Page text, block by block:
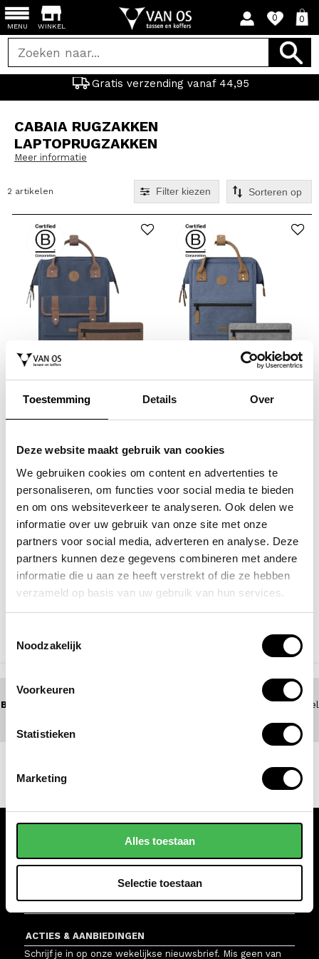
Toestemming Details Over
Deze website maakt gebruik van cookies
We gebruiken cookies om content en advertenties te
personaliseren, om functies voor social media te bieden
en om ons websiteverkeer te analyseren. Ook delen we
informatie over uw gebruik van onze site met onze
partners voor social media, adverteren en analyse. Deze
partners kunnen deze gegevens combineren met andere
informatie die u aan ze heeft verstrekt of die ze hebben
verzameld op basis van uw gebruik van hun services.
Noodzakelijk
Voorkeuren
Statistieken
Marketing
Alles toestaan
Selectie toestaan
WINKEL
0 0
Gratis verzending vanaf 44,95
MENU
CABAIA RUGZAKKEN
LAPTOPRUGZAKKEN
Meer informatie
2 artikelen Filter kiezen
schooltas 14 inch adventurer
medium
99,00
schooltas 14 inch adventurer
89,00
NAAR BOVEN
BEL 0172 - 447 517
(5 dagen per week bereikbaar) of zoek een winkel
VAN OS TASSEN EN KOFFERS
ACTIES & AANBIEDINGEN
Schrijf je in op onze wekelijkse nieuwsbrief. Mis geen van